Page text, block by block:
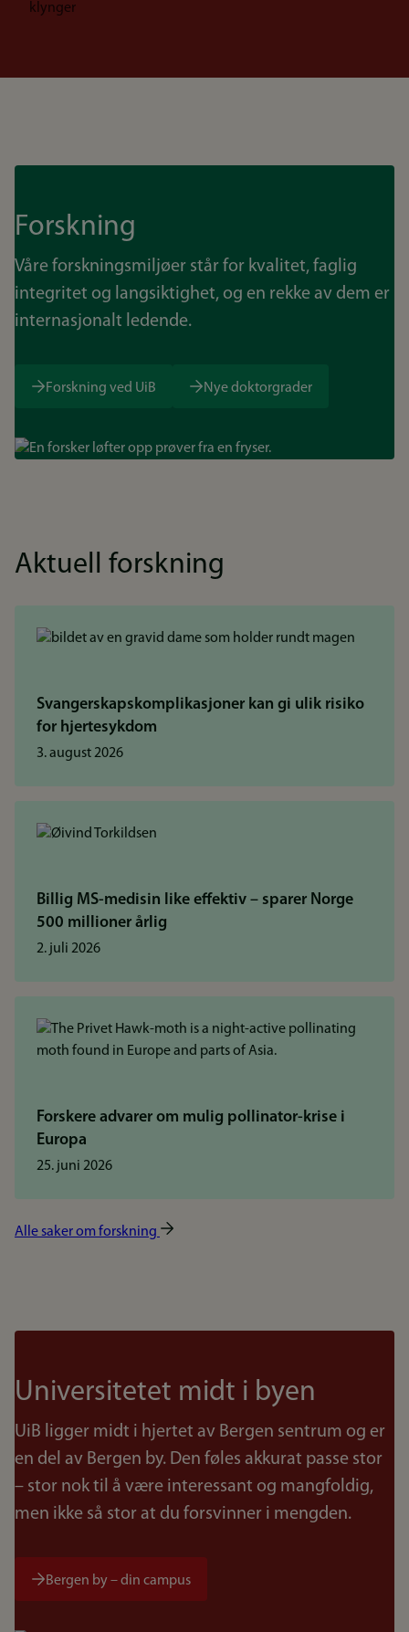
klynger
Forskning
Våre forskningsmiljøer står for kvalitet, faglig
integritet og langsiktighet, og en rekke av dem er
internasjonalt ledende.
Forskning ved UiB Nye doktorgrader
Bilde
Aktuell forskning
Svangerskapskomplikasjoner kan gi ulik risiko
for hjertesykdom
3. august 2026
Billig MS-medisin like effektiv – sparer Norge
500 millioner årlig
2. juli 2026
Forskere advarer om mulig pollinator-krise i
Europa
25. juni 2026
Alle saker om forskning
Universitetet midt i byen
UiB ligger midt i hjertet av Bergen sentrum og er
en del av Bergen by. Den føles akkurat passe stor
– stor nok til å være interessant og mangfoldig,
men ikke så stor at du forsvinner i mengden.
Bergen by – din campus